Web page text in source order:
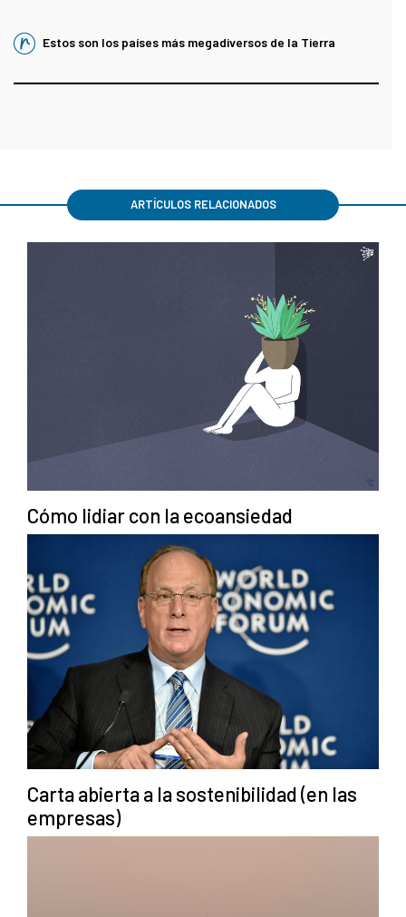
Estos son los países más megadiversos de la Tierra
ARTÍCULOS RELACIONADOS
Cómo lidiar con la ecoansiedad
Carta abierta a la sostenibilidad (en las
empresas)